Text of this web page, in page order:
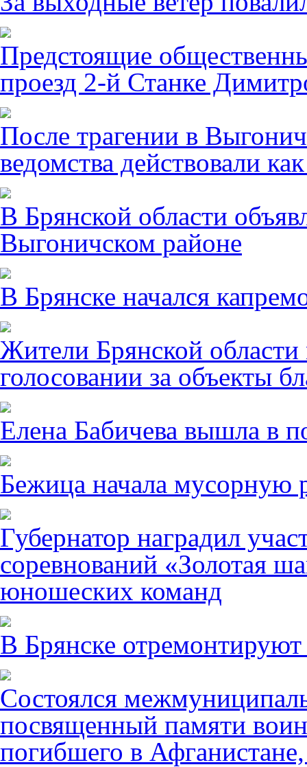
Предстоящие
проезд 2-й Станке
После трагении в
ведомства действовали
В Брянской области
Выгоничском районе
В Брянске начался
Жители Брянской области
голосовании за объекты
Елена Бабичева вышла в
Бежица начала мусорную
Губернатор наградил
соревнований «Золотая
юношеских команд
В Брянске
Состоялся
посвященный памяти
погибшего в